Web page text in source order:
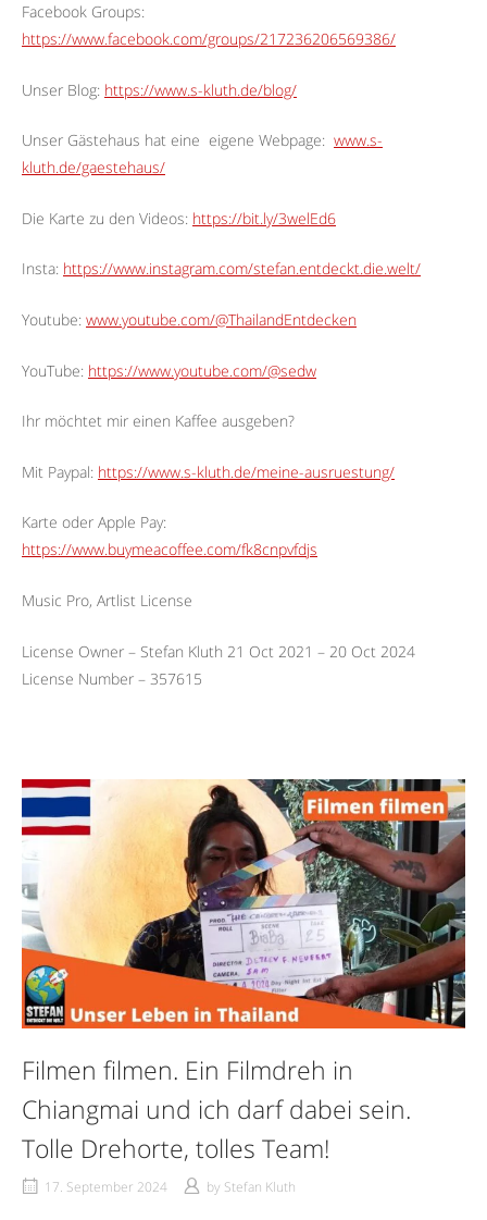
Facebook Groups:
https://www.facebook.com/groups/217236206569386/
Unser Blog: https://www.s-kluth.de/blog/
Unser Gästehaus hat eine eigene Webpage: www.s-
kluth.de/gaestehaus/
Die Karte zu den Videos: https://bit.ly/3welEd6
Insta: https://www.instagram.com/stefan.entdeckt.die.welt/
Youtube: www.youtube.com/@ThailandEntdecken
YouTube: https://www.youtube.com/@sedw
Ihr möchtet mir einen Kaffee ausgeben?
Mit Paypal: https://www.s-kluth.de/meine-ausruestung/
Karte oder Apple Pay:
https://www.buymeacoffee.com/fk8cnpvfdjs
Music Pro, Artlist License
License Owner – Stefan Kluth 21 Oct 2021 – 20 Oct 2024
License Number – 357615
Filmen filmen. Ein Filmdreh in
Chiangmai und ich darf dabei sein.
Tolle Drehorte, tolles Team!
17. September 2024 by Stefan Kluth